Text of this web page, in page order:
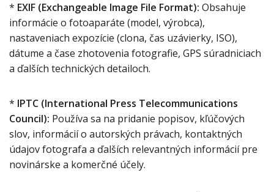
* EXIF (Exchangeable Image File Format): Obsahuje
informácie o fotoaparáte (model, výrobca),
nastaveniach expozície (clona, čas uzávierky, ISO),
dátume a čase zhotovenia fotografie, GPS súradniciach
a ďalších technických detailoch.
* IPTC (International Press Telecommunications
Council): Používa sa na pridanie popisov, kľúčových
slov, informácií o autorských právach, kontaktných
údajov fotografa a ďalších relevantných informácií pre
novinárske a komerčné účely.